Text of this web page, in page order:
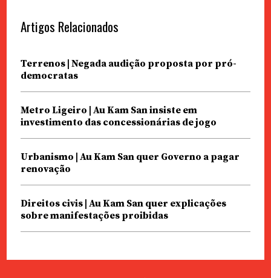
Artigos Relacionados
Terrenos | Negada audição proposta por pró-
democratas
Metro Ligeiro | Au Kam San insiste em
investimento das concessionárias de jogo
Urbanismo | Au Kam San quer Governo a pagar
renovação
Direitos civis | Au Kam San quer explicações
sobre manifestações proibidas